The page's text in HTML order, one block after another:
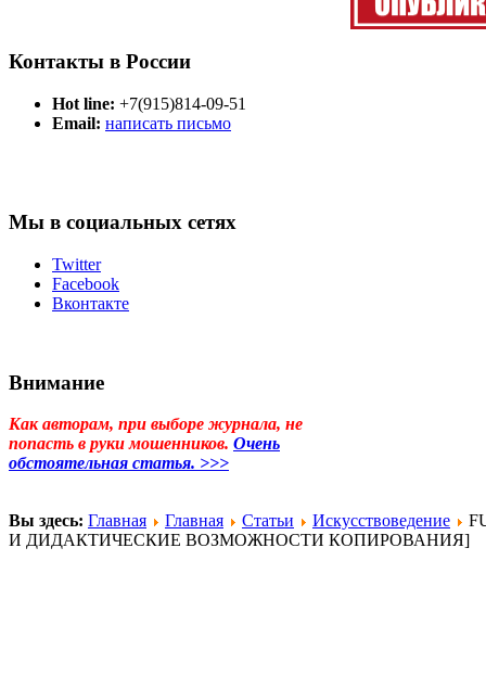
Контакты в России
Hot line: +7(915)814-09-51
Email: написать письмо
Мы в социальных сетях
Twitter
Facebook
Вконтакте
Внимание
Как авторам, при выборе журнала, не
попасть в руки мошенников. Очень
обстоятельная статья. >>>
Вы здесь: Главная Главная Статьи Искусствоведение
И ДИДАКТИЧЕСКИЕ ВОЗМОЖНОСТИ КОПИРОВАНИЯ]